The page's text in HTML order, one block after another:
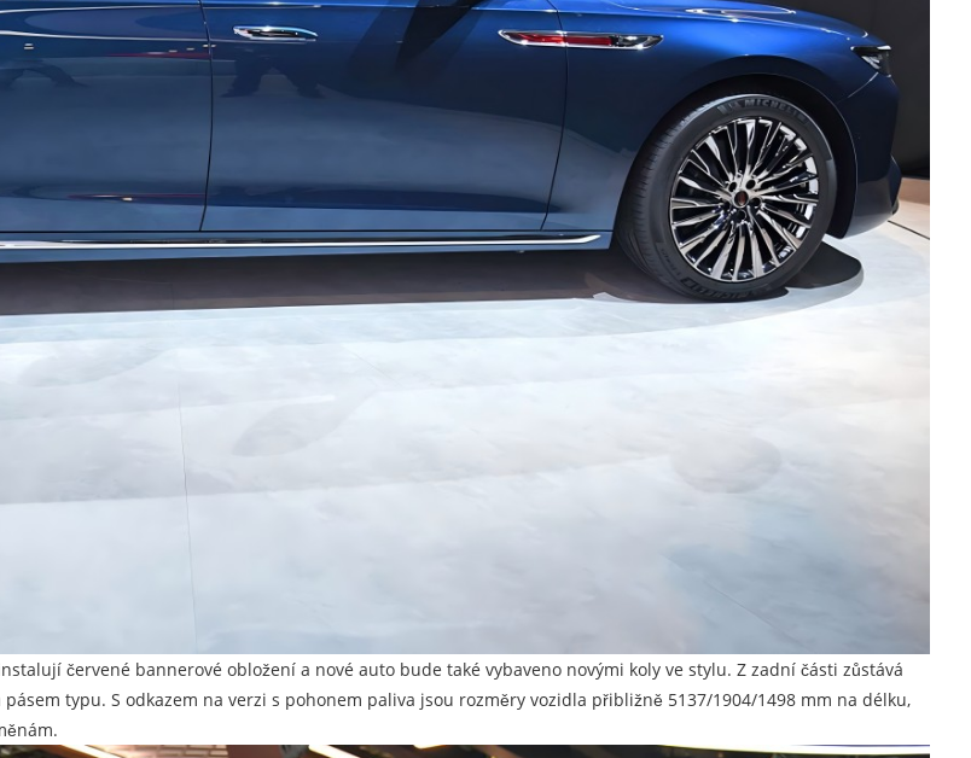
červené bannerové obložení a nové auto bude také vybaveno novými koly ve stylu. Z zadní části zůstává
typu. S odkazem na verzi s pohonem paliva jsou rozměry vozidla přibližně 5137/1904/1498 mm na délku,